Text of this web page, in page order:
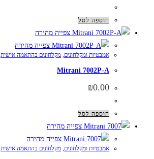
הוספה לסל
צפייה מהירה
צפייה מהירה
אמבטיות ומקלחונים, מקלחונים בהתאמה אישית
Mitrani 7002P-A
₪0.00
הוספה לסל
צפייה מהירה
צפייה מהירה
אמבטיות ומקלחונים מקלחונים בהתאמה אישית